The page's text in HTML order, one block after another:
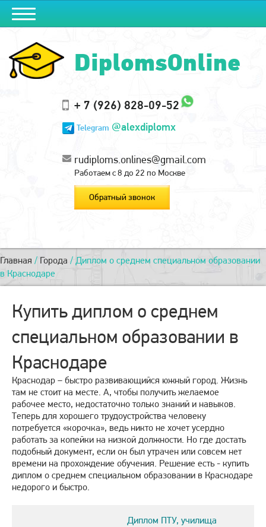
DiplomsOnline
+ 7 (926) 828-09-52
Telegram @alexdiplomx
rudiploms.onlines@gmail.com
Работаем с 8 до 22 по Москве
Обратный звонок
Главная / Города / Диплом о среднем специальном образовании
в Краснодаре
Купить диплом о среднем
специальном образовании в
Краснодаре
Краснодар – быстро развивающийся южный город. Жизнь
там не стоит на месте. А, чтобы получить желаемое
рабочее место, недостаточно только знаний и навыков.
Теперь для хорошего трудоустройства человеку
потребуется «корочка», ведь никто не хочет усердно
работать за копейки на низкой должности. Но где достать
подобный документ, если он был утрачен или совсем нет
времени на прохождение обучения. Решение есть - купить
диплом о среднем специальном образовании в Краснодаре
недорого и быстро.
Диплом ПТУ, училища